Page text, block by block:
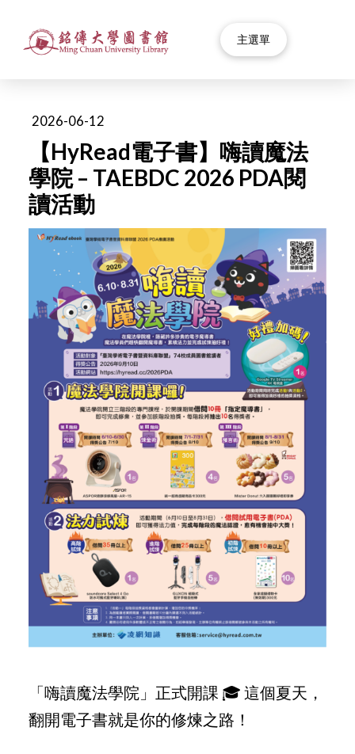
主選單
2026-06-12
【HyRead電子書】嗨讀魔法
學院 – TAEBDC 2026 PDA閱
讀活動
「嗨讀魔法學院」正式開課 🎓 這個夏天，
翻開電子書就是你的修煉之路！